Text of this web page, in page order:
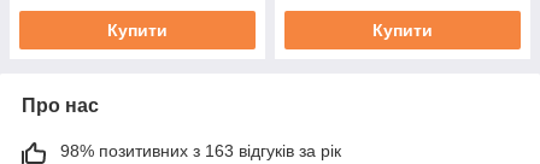
Купити Купити
Про нас
98% позитивних з 163 відгуків за рік